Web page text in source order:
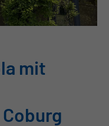
mit